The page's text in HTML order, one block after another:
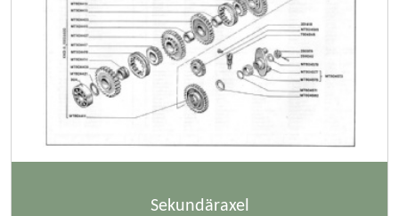
Sekundäraxel